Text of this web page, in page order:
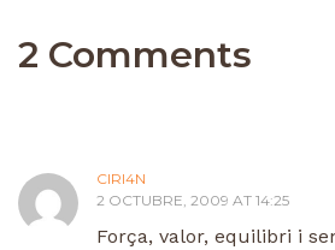
2 Comments
CIRI4N
2 OCTUBRE, 2009 AT 14:25
Força, valor, equilibri i